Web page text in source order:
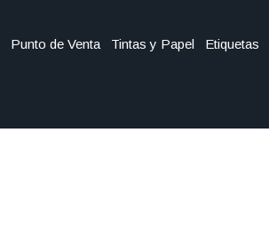
Punto de Venta Tintas y Papel Etiquetas